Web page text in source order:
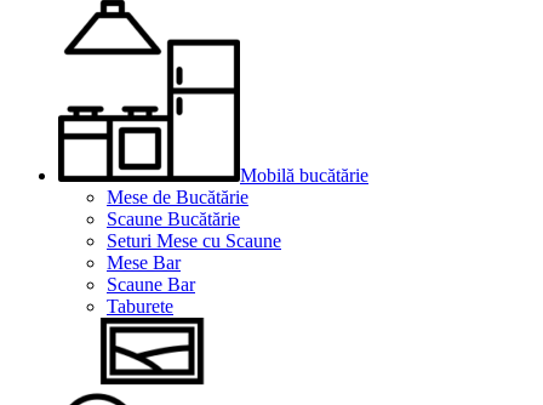
Mobilă bucătărie
Mese de Bucătărie
Scaune Bucătărie
Seturi Mese cu Scaune
Mese Bar
Scaune Bar
Taburete